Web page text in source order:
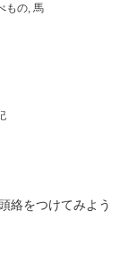
もの 馬
絡をつけてみよう